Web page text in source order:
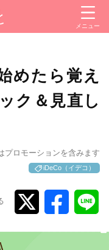
メニュー
閉じる
めたら覚え
ク＆見直し
プロモーションを含みます
iDeCo（イデコ）